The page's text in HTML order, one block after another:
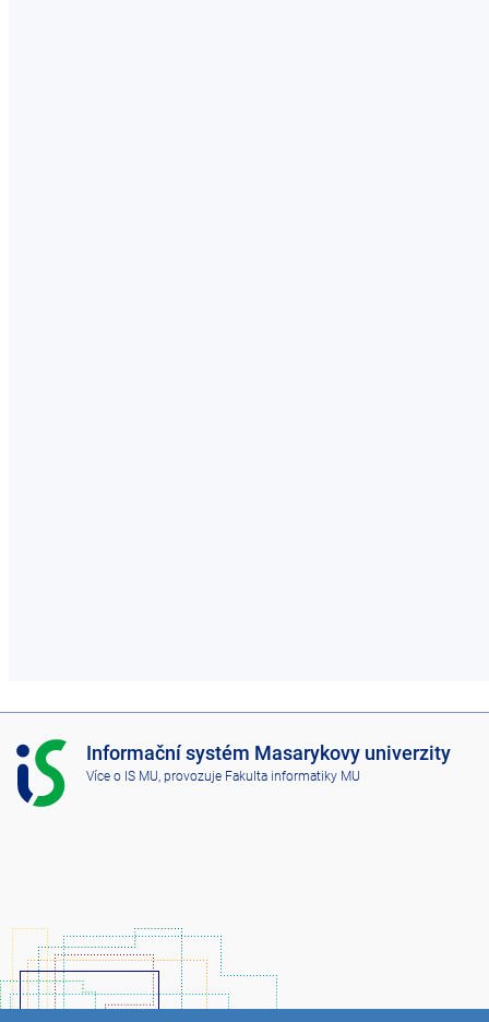
I
S
M
Informační systém Masarykovy univerzity
Více o IS MU , provozuje Fakulta informatiky MU